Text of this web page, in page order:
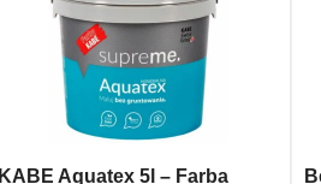
KABE Aquatex 5l – Farba